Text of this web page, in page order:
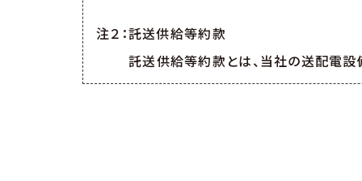
注２：託送供給等約款
託送供給等約款とは、当社の送配電